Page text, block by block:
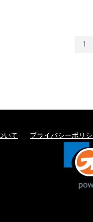
1
いて プライバシーポリ